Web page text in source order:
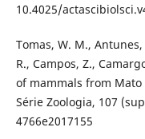
10.4025/
Tomas, W. M.,
R., Campos, Z.,
of mammals from
Série Zoologia, 107
4766e2017155